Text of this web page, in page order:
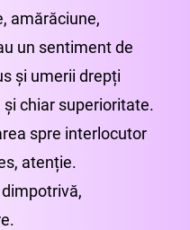
amărăciune,
un sentiment de
și umerii drepți
chiar superioritate.
spre interlocutor
atenție.